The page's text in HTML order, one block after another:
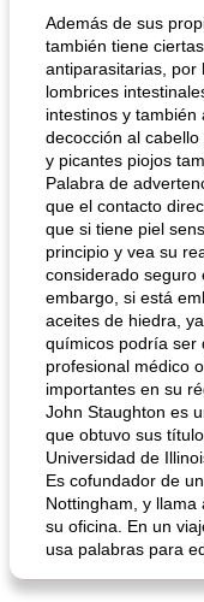
Además de sus
también tiene
antiparasitarias, por
lombrices
intestinos y también
decocción al
y picantes piojos
Palabra de
que el contacto
que si tiene piel
principio y vea su
considerado seguro
embargo, si está
aceites de hiedra,
químicos podría ser
profesional médico
importantes en su
John Staughton es
que obtuvo sus
Universidad de
Es cofundador de
Nottingham, y
su oficina. En un
usa palabras para